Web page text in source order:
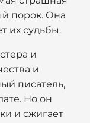
порок. Она
их судьбы.
и
и
писатель,
Но он
и сжигает